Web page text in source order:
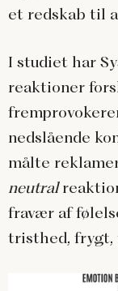
et redskab til
I studiet har
reaktioner
nedslående
målte
neutral
fravær af
tristhed, frygt,